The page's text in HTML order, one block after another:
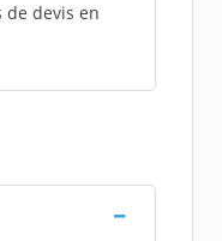
devis en